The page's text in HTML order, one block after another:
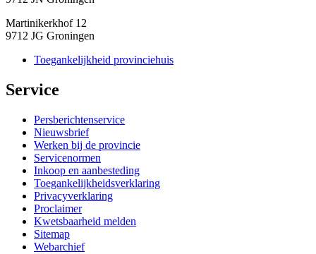
Martinikerkhof 12
9712 JG Groningen
Toegankelijkheid provinciehuis
Service
Persberichtenservice
Nieuwsbrief
Werken bij de provincie
Servicenormen
Inkoop en aanbesteding
Toegankelijkheidsverklaring
Privacyverklaring
Proclaimer
Kwetsbaarheid melden
Sitemap
Webarchief